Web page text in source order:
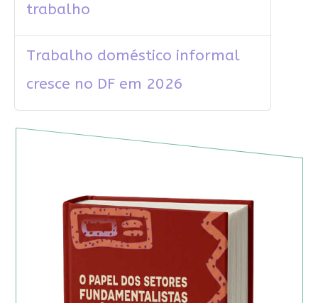
trabalho
Trabalho doméstico informal
cresce no DF em 2026